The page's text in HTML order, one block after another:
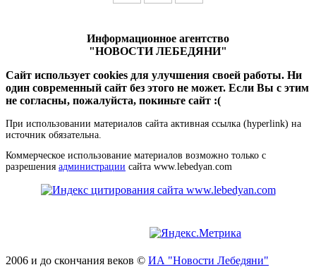
Информационное агентство
"НОВОСТИ ЛЕБЕДЯНИ"
Сайт использует cookies для улучшения своей работы. Ни
один современный сайт без этого не может. Если Вы с этим
не согласны, пожалуйста, покиньте сайт :(
При использовании материалов сайта активная ссылка (hyperlink) на
источник обязательна.
Коммерческое использование материалов возможно только с
разрешения администрации сайта www.lebedyan.com
2006 и до скончания веков © ИА "Новости Лебедяни"